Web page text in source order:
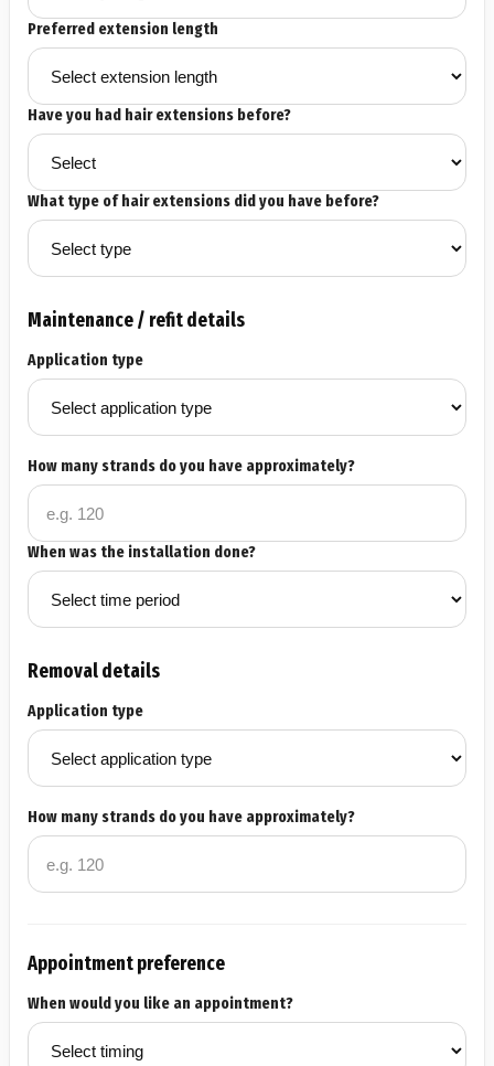
Preferred extension length
Have you had hair extensions before?
What type of hair extensions did you have before?
Maintenance / refit details
Application type
How many strands do you have approximately?
When was the installation done?
Removal details
Application type
How many strands do you have approximately?
Appointment preference
When would you like an appointment?